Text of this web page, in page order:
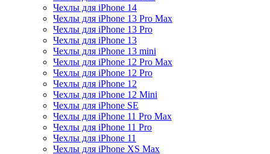
Чехлы для iPhone 14
Чехлы для iPhone 13 Pro Max
Чехлы для iPhone 13 Pro
Чехлы для iPhone 13
Чехлы для iPhone 13 mini
Чехлы для iPhone 12 Pro Max
Чехлы для iPhone 12 Pro
Чехлы для iPhone 12
Чехлы для iPhone 12 Mini
Чехлы для iPhone SE
Чехлы для iPhone 11 Pro Max
Чехлы для iPhone 11 Pro
Чехлы для iPhone 11
Чехлы для iPhone XS Max